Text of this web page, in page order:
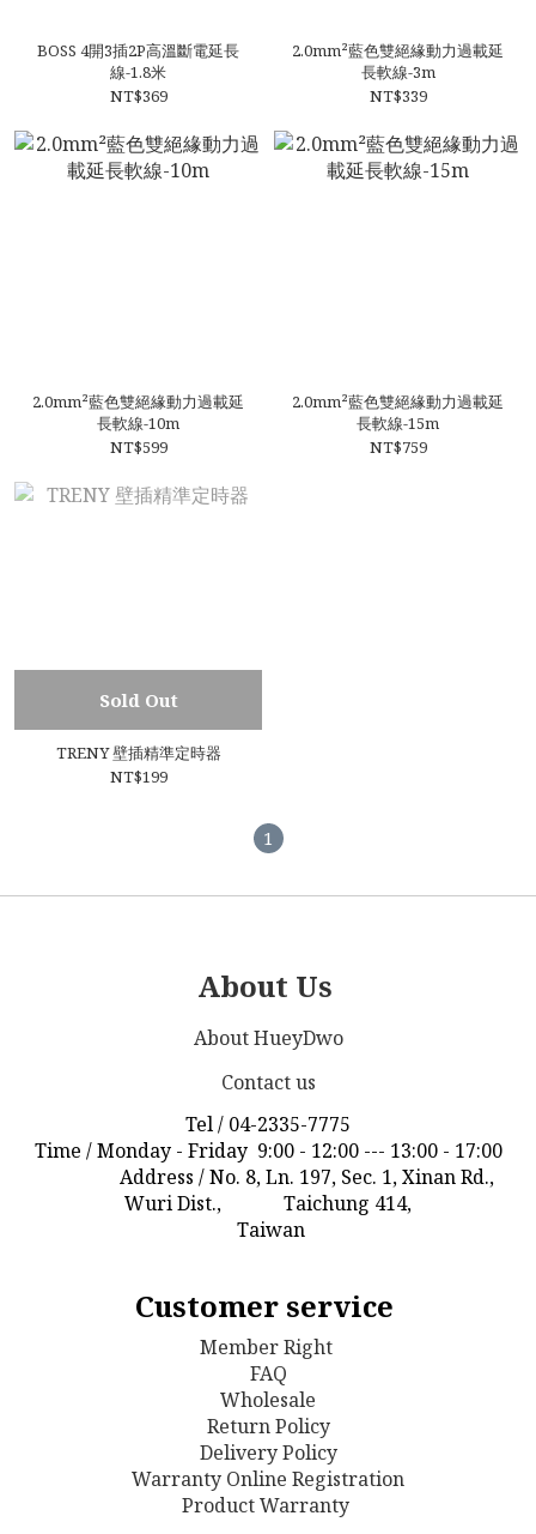
BOSS 4開3插2P高溫斷電延長
線-1.8米
NT$369
2.0mm²藍色雙絕緣動力過載延
長軟線-3m
NT$339
2.0mm²藍色雙絕緣動力過載延
長軟線-10m
NT$599
2.0mm²藍色雙絕緣動力過載延
長軟線-15m
NT$759
Sold Out
TRENY 壁插精準定時器
NT$199
1
About Us
About HueyDwo
Contact us
Tel / 04-2335-7775
Time / Monday - Friday 9:00 - 12:00 --- 13:00 - 17:00
Address / No. 8, Ln. 197, Sec. 1, Xinan Rd.,
Wuri Dist., Taichung 414,
Taiwan
Customer service
Member Right
FAQ
Wholesale
Return Policy
Delivery Policy
Warranty Online Registration
Product Warranty